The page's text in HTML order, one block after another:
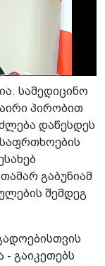
სამედიცინო
პირობით
დაწესდეს
გაბუნიამ
შემდეგ
- გაიკეთებს